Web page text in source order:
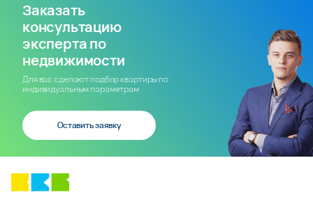
Заказать
консультацию
эксперта по
недвижимости
Для вас сделают подбор квартиры по
индивидуальным параметрам
Оставить заявку